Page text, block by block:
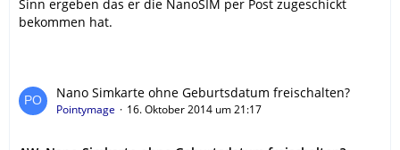
Sinn ergeben das er die NanoSIM per Post zugeschickt
bekommen hat.
Nano Simkarte ohne Geburtsdatum freischalten?
Pointymage 16. Oktober 2014 um 21:17